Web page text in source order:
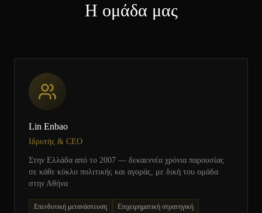
Η ομάδα μας
Lin Enbao
Ιδρυτής & CEO
Στην Ελλάδα από το 2007 — δεκαεννέα χρόνια παρουσίας
σε κάθε κύκλο πολιτικής και αγοράς, με δική του ομάδα
στην Αθήνα
Επενδυτική μετανάστευση
Επιχειρηματική στρατηγική